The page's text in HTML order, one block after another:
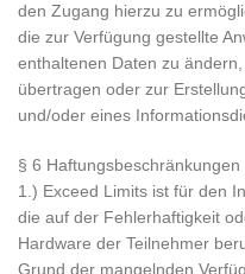
den Zugang hierzu zu
die zur Verfügung gestellte
enthaltenen Daten zu
übertragen oder zur
und/oder eines
§ 6 Haftungsbeschränkungen
1.) Exceed Limits ist für den
die auf der Fehlerhaftigkeit
Hardware der Teilnehmer
Grund der mangelnden